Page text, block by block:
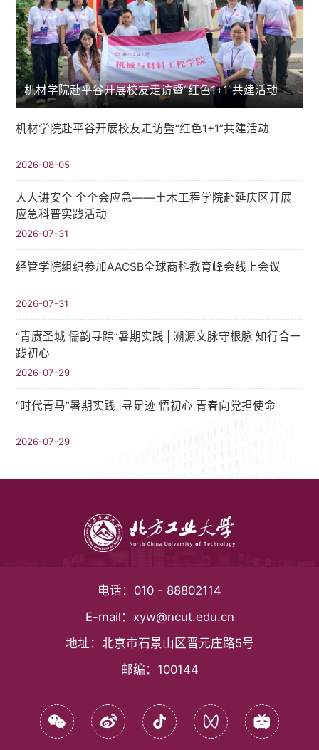
机材学院赴平谷开展校友走访暨“红色1+1”共建活动
机材学院赴平谷开展校友走访暨“红色1+1”共建活动
2026-08-05
人人讲安全 个个会应急——土木工程学院赴延庆区开展
应急科普实践活动
2026-07-31
经管学院组织参加AACSB全球商科教育峰会线上会议
2026-07-31
“青赓圣城 儒韵寻踪”暑期实践​ | 溯源文脉守根脉 知行合一
践初心
2026-07-29
“时代青马”暑期实践 |寻足迹 悟初心 青春向党担使命
2026-07-29
电话： 010 - 88802114
E-mail： xyw@ncut.edu.cn
地址： 北京市石景山区晋元庄路5号
邮编： 100144